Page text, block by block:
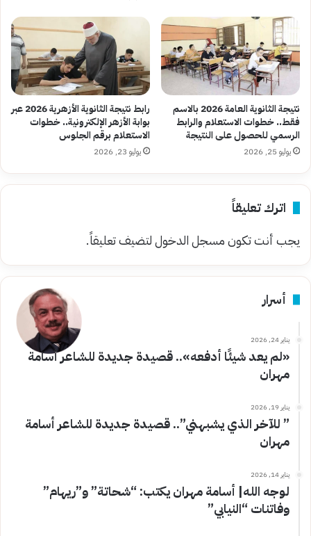
نتيجة الثانوية العامة 2026 بالاسم
فقط.. خطوات الاستعلام والرابط
الرسمي للحصول على النتيجة
يوليو 25, 2026
رابط نتيجة الثانوية الأزهرية 2026 عبر
بوابة الأزهر الإلكترونية.. خطوات
الاستعلام برقم الجلوس
يوليو 23, 2026
اترك تعليقاً
يجب أنت تكونمسجل الدخوللتضيف تعليقاً.
أسرار
يناير 24, 2026
«لم يعد شيئًا أدفعه».. قصيدة جديدة للشاعر أسامة
مهران
يناير 19, 2026
” للآخر الذي يشبهني”.. قصيدة جديدة للشاعر أسامة
مهران
يناير 14, 2026
لوجه الله| أسامة مهران يكتب: “شحاتة” و”ريهام”
وفاتنات “النيابي”